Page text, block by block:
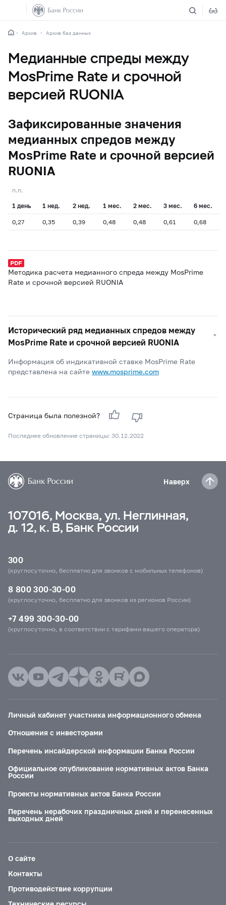
Архив Архив баз данных
Медианные спреды между
MosPrime Rate и срочной
версией RUONIA
Зафиксированные значения
медианных спредов между
MosPrime Rate и срочной версией
RUONIA
п.п.
1 день 1 нед. 2 нед. 1 мес. 2 мес. 3 мес. 6 мес.
0,27 0,35 0,39 0,48 0,48 0,61 0,68
Методика расчета медианного спреда между MosPrime
Rate и срочной версией RUONIA
Исторический ряд медианных спредов между
MosPrime Rate и срочной версией RUONIA
Информация об индикативной ставке MosPrime Rate
представлена на сайте www.mosprime.com
Страница была полезной?
Последнее обновление страницы: 30.12.2022
Наверх
107016, Москва, ул. Неглинная,
д. 12, к. В, Банк России
300
(круглосуточно, бесплатно для звонков с мобильных телефонов)
8 800 300-30-00
(круглосуточно, бесплатно для звонков из регионов России)
+7 499 300-30-00
(круглосуточно, в соответствии с тарифами вашего оператора)
Личный кабинет участника информационного обмена
Отношения с инвесторами
Перечень инсайдерской информации Банка России
Официальное опубликование нормативных актов Банка
России
Проекты нормативных актов Банка России
Перечень нерабочих праздничных дней и перенесенных
выходных дней
О сайте
Контакты
Противодействие коррупции